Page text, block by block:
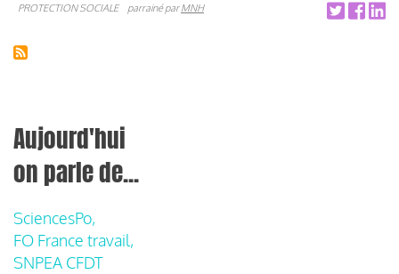
PROTECTION SOCIALE parrainé parMNH
Aujourd'hui
on parle de...
SciencesPo,
FO France travail,
SNPEA CFDT